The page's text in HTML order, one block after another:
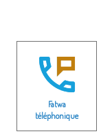
Fatwa
téléphonique